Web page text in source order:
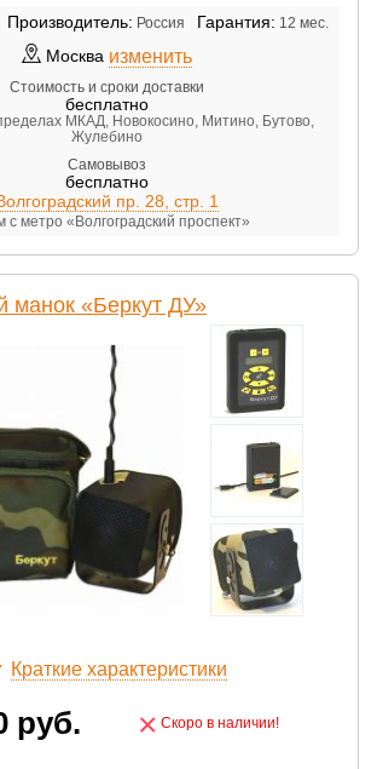
Производитель: Россия Гарантия: 12 мес.
Москва изменить
Стоимость и сроки доставки
бесплатно
МКАД, Новокосино, Митино, Бутово,
Жулебино
Самовывоз
бесплатно
пр. 28, стр. 1
с метро «Волгоградский проспект»
манок «Беркут ДУ»
Краткие характеристики
руб. × Скоро в наличии!